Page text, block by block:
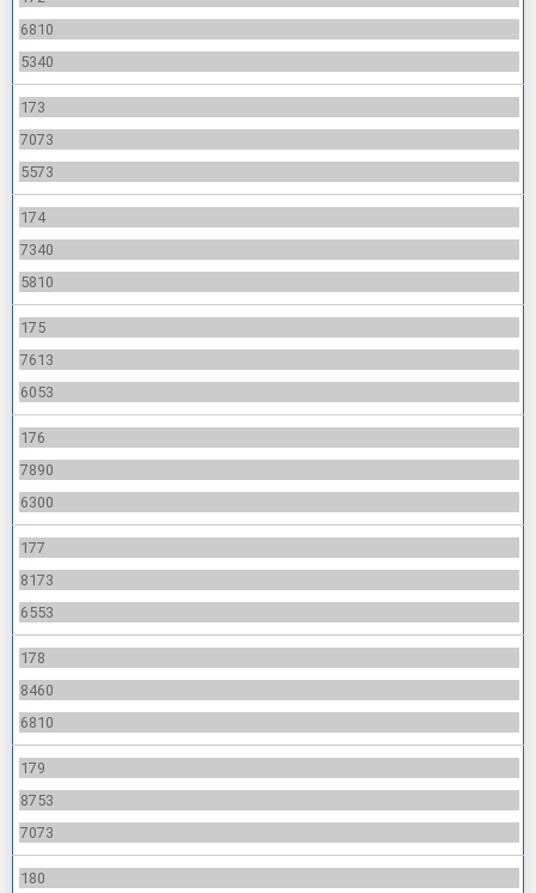
6810
5340
173
7073
5573
174
7340
5810
175
7613
6053
176
7890
6300
177
8173
6553
178
8460
6810
179
8753
7073
180